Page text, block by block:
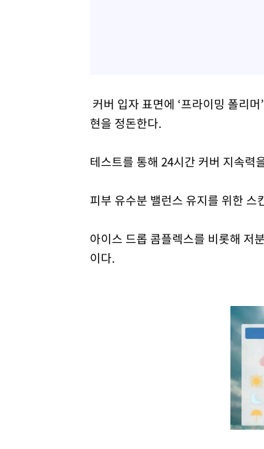
커버 입자 표면에 ‘프라이밍 폴리
현을 정돈한다.
테스트를 통해 24시간 커버 지속력
피부 유수분 밸런스 유지를 위한 스
아이스 드롭 콤플렉스를 비롯해 저
이다.